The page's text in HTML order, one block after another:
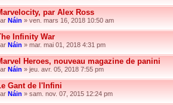
par Alex Ross
Náin » ven. mars 16, 2018 10:50 am
Infinity War
Náin » mar. mai 01, 2018 4:31 pm
Heroes, nouveau magazine de panini
Náin » jeu. avr. 05, 2018 7:55 pm
Gant de l'Infini
Náin » sam. nov. 07, 2015 12:24 pm